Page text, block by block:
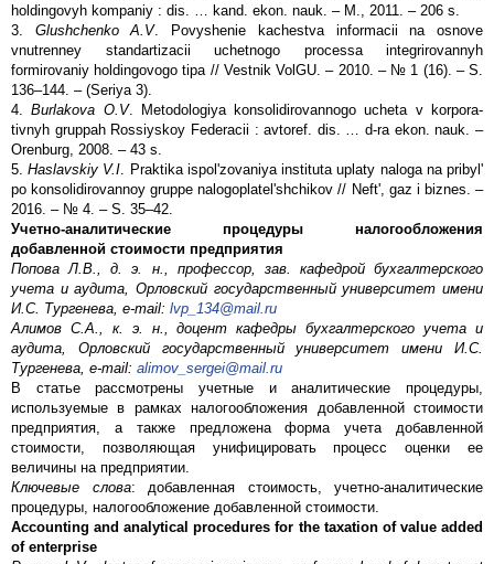
holdingovyh kompaniy : dis. … kand. ekon. nauk. – M., 2011. – 206 s.
3. Glushchenko A.V. Povyshenie kachestva informacii na osnove
vnutrenney standartizacii uchetnogo processa integrirovannyh
formirovaniy holdingovogo tipa // Vestnik VolGU. – 2010. – № 1 (16). – S.
136–144. – (Seriya 3).
4.Burlakova O.V. Metodologiya konsolidirovannogo ucheta v korpora-
tivnyh gruppah Rossiyskoy Federacii : avtoref. dis. … d-ra ekon. nauk. –
Orenburg, 2008. – 43 s.
5.Haslavskiy V.I . Praktika ispol'zovaniya instituta uplaty naloga na pribyl'
po konsolidirovannoy gruppe nalogoplatel'shchikov // Neft', gaz i biznes. –
2016. – № 4. – S. 35–42.
Учетно-аналитические процедуры налогообложения
добавленной стоимости предприятия
Попова Л.В., д. э. н., профессор, зав. кафедрой бухгалтерского
учета и аудита, Орловский государственный университет имени
И.С. Тургенева, e-mail: lvp_134@mail.ru
Алимов С.А., к. э. н., доцент кафедры бухгалтерского учета и
аудита, Орловский государственный университет имени И.С.
Тургенева, e-mail: alimov_sergei@mail.ru
В статье рассмотрены учетные и аналитические процедуры,
используемые в рамках налогообложения добавленной стоимости
предприятия, а также предложена форма учета добавленной
стоимости, позволяющая унифицировать процесс оценки ее
величины на предприятии.
Ключевые слова: добавленная стоимость, учетно-аналитические
процедуры, налогообложение добавленной стоимости.
Accounting and analytical procedures for the taxation of value added
of enterprise